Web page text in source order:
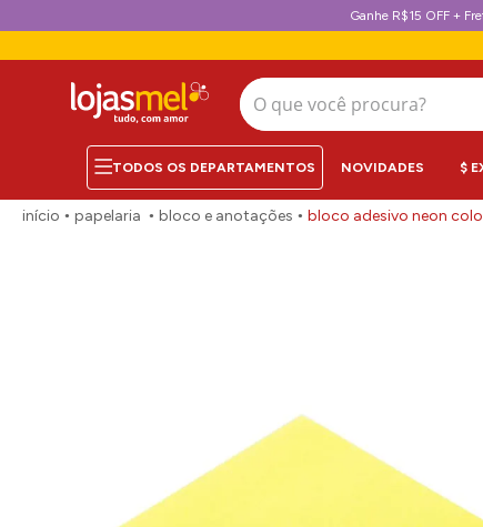
Ganhe R$15 OFF +
O que você procura?
NOVIDADES $
papelaria bloco e anotações bloco adesivo neon